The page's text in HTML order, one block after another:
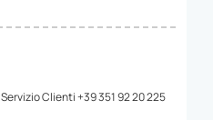
Servizio Clienti +39 351 92 20 225